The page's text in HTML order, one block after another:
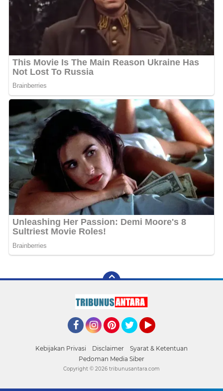
Kebijakan Privasi Disclaimer
Syarat & Ketentuan
Pedoman Media Siber
Copyright © 2026 tribunusantara.com